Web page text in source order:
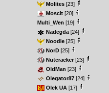
Molites [23]
Moscit [20]
Multi_Wen [19]
Nadegda [24]
Noodle [25]
NorD [25]
Nutcracker [23]
OldMan [23]
Olegator87 [24]
Olek UA [17]